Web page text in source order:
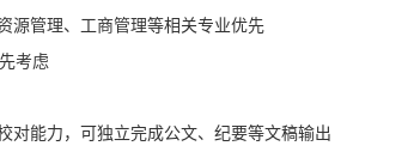
源管理、工商管理等相关专业优先
考虑
对能力，可独立完成公文、纪要等文稿输出